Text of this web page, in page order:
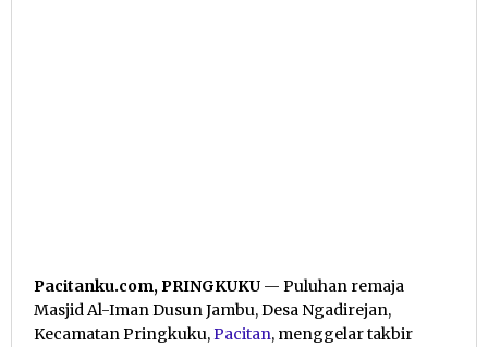
Pacitanku.com, PRINGKUKU — Puluhan remaja
Masjid Al-Iman Dusun Jambu, Desa Ngadirejan,
Kecamatan Pringkuku,Pacitan, menggelar takbir